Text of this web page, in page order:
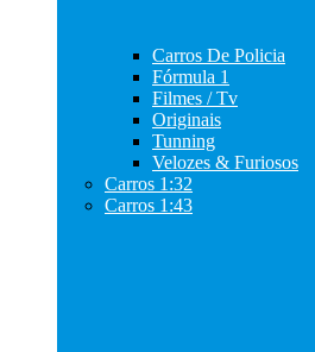
Carros De Policia
Fórmula 1
Filmes / Tv
Originais
Tunning
Velozes & Furiosos
Carros 1:32
Carros 1:43